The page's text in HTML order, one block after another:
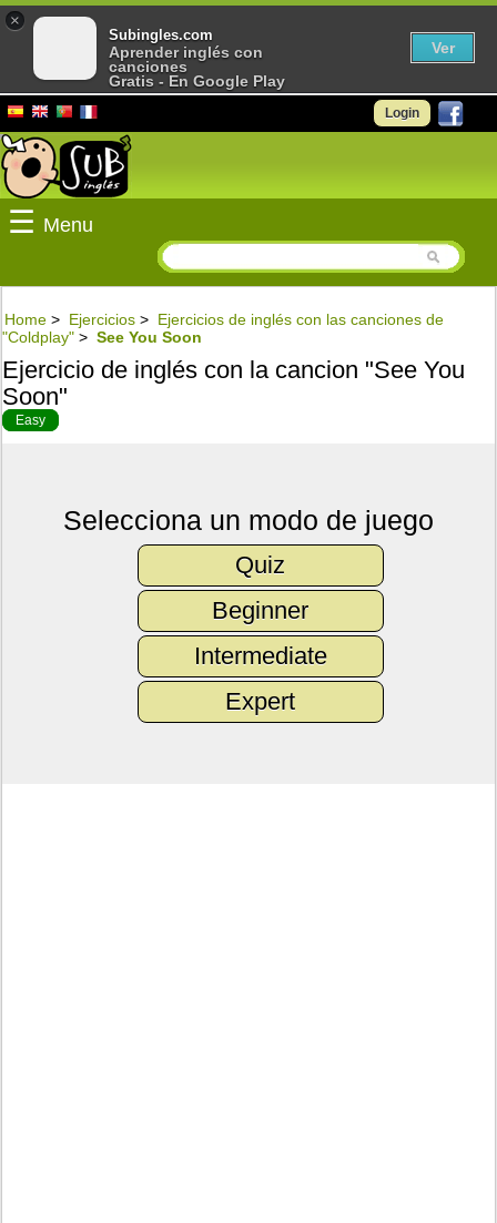
Login
☰ Menu
Home > Ejercicios > Ejercicios de inglés con las canciones de
"Coldplay" > See You Soon
Ejercicio de inglés con la cancion "See You
Soon"
Easy
Selecciona un modo de juego
Quiz
Beginner
Intermediate
Expert
×
Subingles.com
Aprender inglés con
canciones
Gratis - En Google Play
Ver